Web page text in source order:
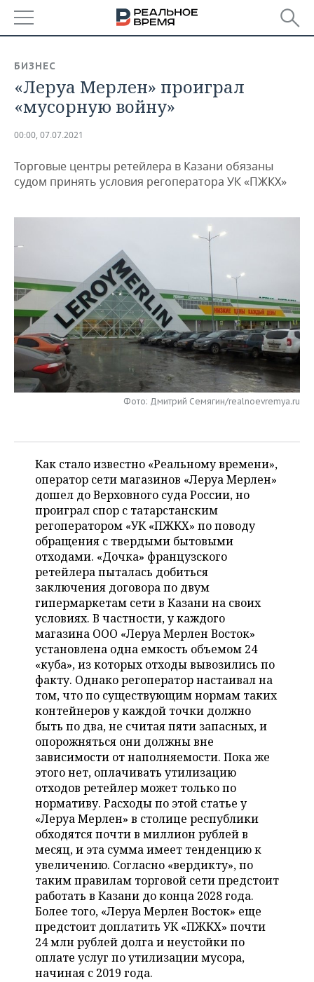
БАШКОРТОСТАН
ТАТАРСТАН
НОВОСТИ
АНАЛИТИКА
ДЕКЛАРАЦИИ О ДОХОДАХ
ВУЗЫ ТАТАРСТАНА
КОМУ ПРИНАДЛЕЖАТ
ТОРГОВЫЕ ЦЕНТРЫ
ТАТАРСТАНА
НОВОСТИ ЭКОНОМИКИ
БАНКИ
БЮДЖЕТ
ИНВЕСТИЦИИ
ПРОМЫШЛЕННОСТЬ
ПРОМЫШЛЕННОСТИ
МАШИНОСТРОЕНИЕ
НЕФТЕХИМИЯ
НЕФТЬ
ОПК
НОВОСТИ НЕДВИЖИМОСТИ
АВТО
НОВОСТИ АВТО
БИЗНЕС
НОВОСТИ БИЗНЕСА
РОЗНИЧНАЯ ТОРГОВЛЯ
ТРАНСПОРТ
ТЕХНОЛОГИИ
НОВОСТИ ТЕХНОЛОГИЙ
IT
МЕРОПРИЯТИЯ
НОВОСТИ МЕРОПРИЯТИЙ
ВЫЕЗДНАЯ РЕДАКЦИЯ
ONLINE-КОНФЕРЕНЦИИ
ОТКРЫТАЯ ЛЕКЦИЯ
СПОРТ
ХОККЕЙ
БАСКЕТБОЛ
ВОЛЕЙБОЛ
КИБЕРСПОРТ
ФИГУРНОЕ КАТАНИЕ
ВОДНЫЕ ВИДЫ СПОРТА
ХОККЕЙ С МЯЧОМ
ВЛАСТЬ
ИНФРАСТРУКТУРА
ИСТОРИЯ
КУЛЬТУРА
МЕДИЦИНА
ОБРАЗОВАНИЕ
ПРОИСШЕСТВИЯ
СЮЖЕТЫ
СПРАВОЧНИК
СПИСОК ПЕРСОН
СПИСОК КОМПАНИЙ
ПОЛНАЯ ВЕРСИЯ
БИЗНЕС
«Леруа Мерлен» проиграл
«мусорную войну»
00:00, 07.07.2021
Торговые центры ретейлера в Казани обязаны
судом принять условия регоператора УК «ПЖКХ»
Фото: Дмитрий Семягин/realnoevremya.ru
Как стало известно «Реальному времени»,
оператор сети магазинов «Леруа Мерлен»
дошел до Верховного суда России, но
проиграл спор с татарстанским
регоператором «УК «ПЖКХ» по поводу
обращения с твердыми бытовыми
отходами. «Дочка» французского
ретейлера пыталась добиться
заключения договора по двум
гипермаркетам сети в Казани на своих
условиях. В частности, у каждого
магазина ООО «Леруа Мерлен Восток»
установлена одна емкость объемом 24
«куба», из которых отходы вывозились по
факту. Однако регоператор настаивал на
том, что по существующим нормам таких
контейнеров у каждой точки должно
быть по два, не считая пяти запасных, и
опорожняться они должны вне
зависимости от наполняемости. Пока же
этого нет, оплачивать утилизацию
отходов ретейлер может только по
нормативу. Расходы по этой статье у
«Леруа Мерлен» в столице республики
обходятся почти в миллион рублей в
месяц, и эта сумма имеет тенденцию к
увеличению. Согласно «вердикту», по
таким правилам торговой сети предстоит
работать в Казани до конца 2028 года.
Более того, «Леруа Мерлен Восток» еще
предстоит доплатить УК «ПЖКХ» почти
24 млн рублей долга и неустойки по
оплате услуг по утилизации мусора,
начиная с 2019 года.